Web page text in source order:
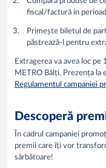
fiscal/factură in
Primește biletul de
păstrează-l pentru
Extragerea va avea loc
METRO Bălți. Prezența
Regulamentul campaniei
Descoperă
În cadrul campaniei
premii care îți vor
sărbătoare!